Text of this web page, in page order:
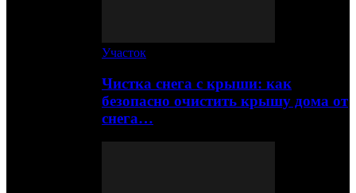
Участок
Чистка снега с крыши: как
безопасно очистить крышу дома от
снега…